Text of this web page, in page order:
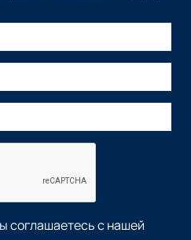
соглашаетесь с нашей